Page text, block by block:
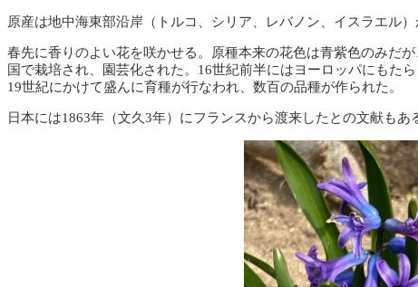
原産は地中海東部沿岸（トルコ、シリア、レバノン、イスラエル
春先に香りのよい花を咲かせる。原種本来の花色は青紫色のみだ
国で栽培され、園芸化された。16世紀前半にはヨーロッパにもた
19世紀にかけて盛んに育種が行なわれ、数百の品種が作られた。
日本には1863年（文久3年）にフランスから渡来したとの文献も